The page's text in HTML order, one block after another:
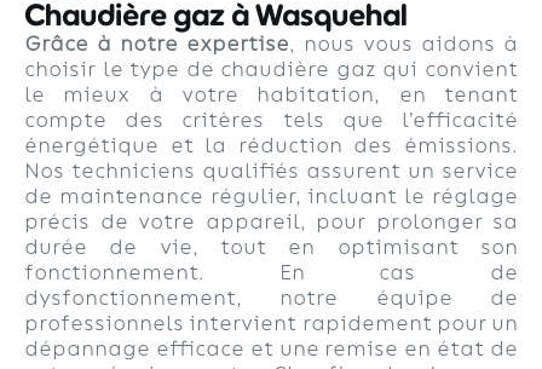
Chaudière gaz à Wasquehal
Grâce à notre expertise, nous vous aidons à
choisir le type de chaudière gaz qui convient
le mieux à votre habitation, en tenant
compte des critères tels que l’efficacité
énergétique et la réduction des émissions.
Nos techniciens qualifiés assurent un service
de maintenance régulier, incluant le réglage
précis de votre appareil, pour prolonger sa
durée de vie, tout en optimisant son
fonctionnement. En cas de
dysfonctionnement, notre équipe de
professionnels intervient rapidement pour un
dépannage efficace et une remise en état de